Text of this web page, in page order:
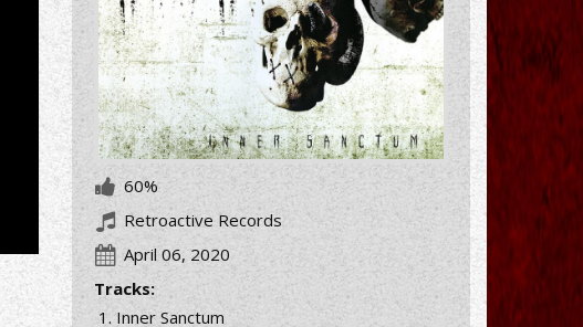
60%
Retroactive Records
April 06, 2020
Tracks:
Inner Sanctum